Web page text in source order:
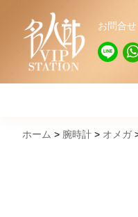
お問合せ
ホーム 腕時計 オメガ